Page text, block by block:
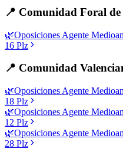
📍 Comunidad Foral
🌿Oposiciones Agente
16 Plz
📍 Comunidad
🌿Oposiciones Agente
18 Plz
🌿Oposiciones Agente
12 Plz
🌿Oposiciones Agente
28 Plz